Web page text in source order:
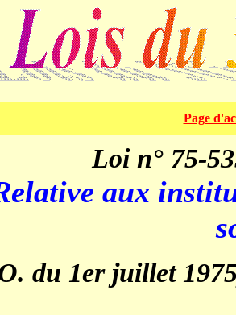
Page
;
Loi n° 75-
aux
du 1er juillet